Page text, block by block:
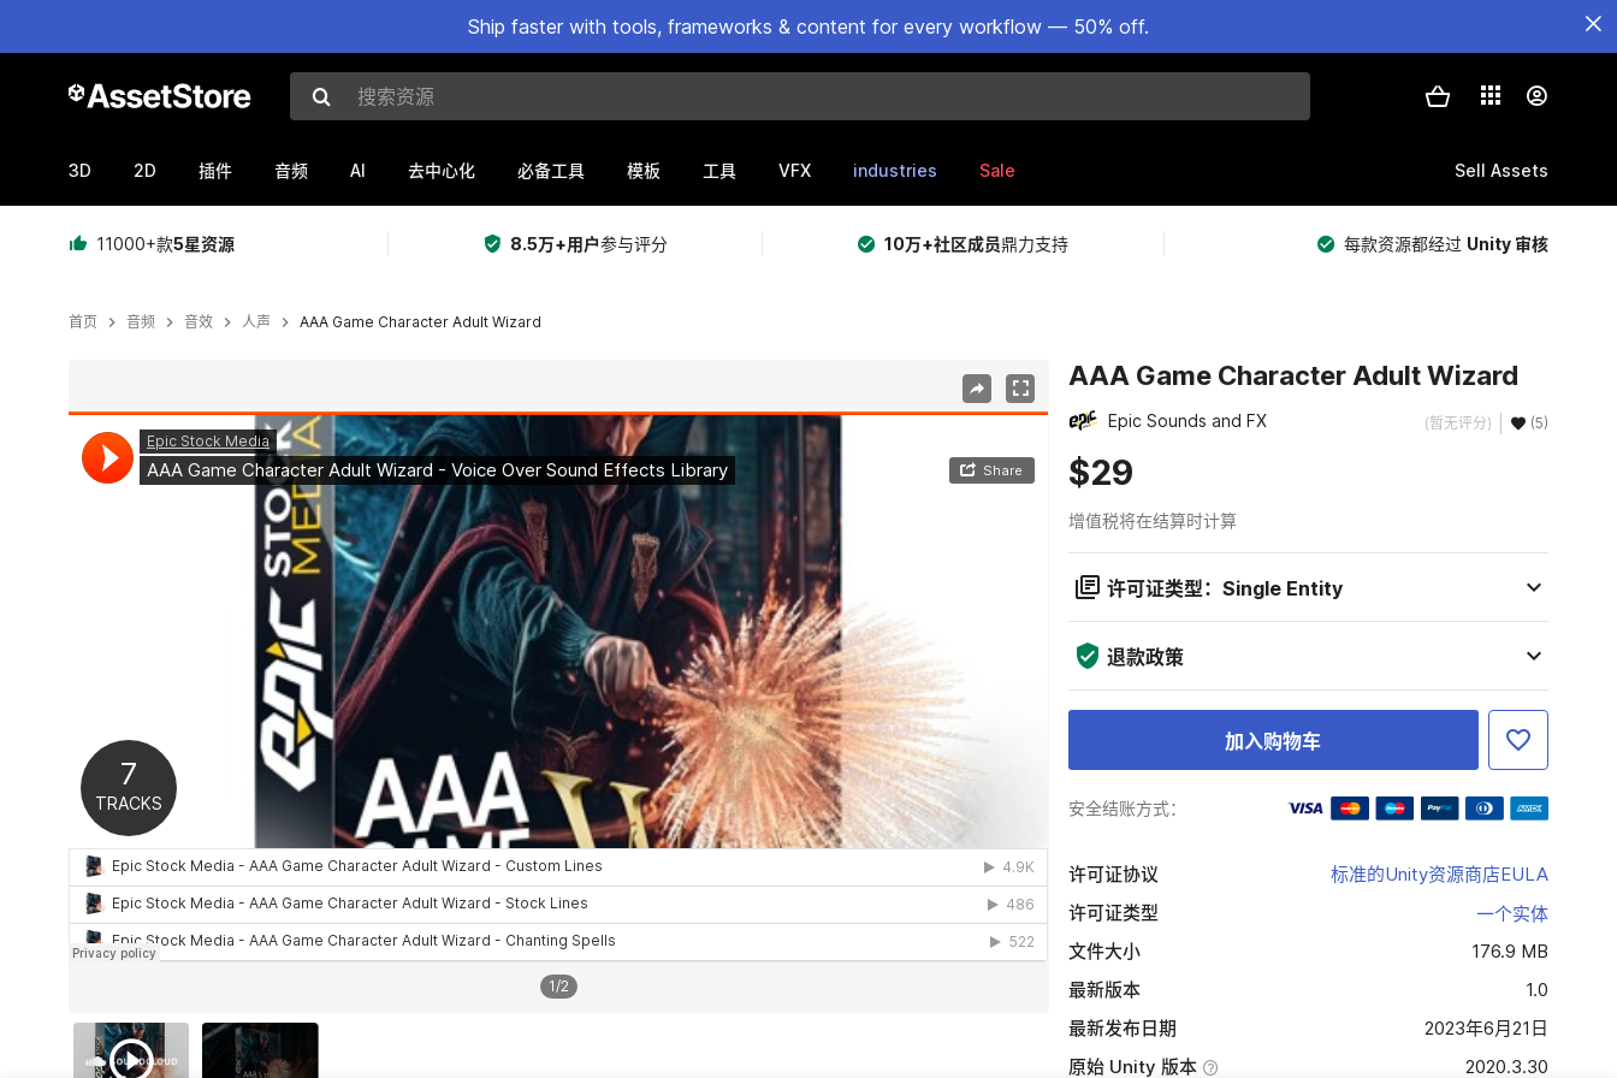
Ship faster with tools, frameworks & content for every workflow — 50% off.
搜索资源
3D 2D 插件 音频 AI 去中心化 必备工具 模板 工具 VFX industries Sale Sell Assets
11000+款5星资源 8.5万+用户参与评分 10万+社区成员鼎力支持 每款资源都经过 Unity 审核
首页 音频 音效 人声 AAA Game Character Adult Wizard
1/2
AAA Game Character Adult Wizard
Epic Sounds and FX (暂无评分) (5)
$29
增值税将在结算时计算
许可证类型：Single Entity
退款政策
加入购物车
安全结账方式：
许可证协议
标准的Unity资源商店EULA
许可证类型
一个实体
文件大小
176.9 MB
最新版本
1.0
最新发布日期
2023年6月21日
原始 Unity 版本
2020.3.30